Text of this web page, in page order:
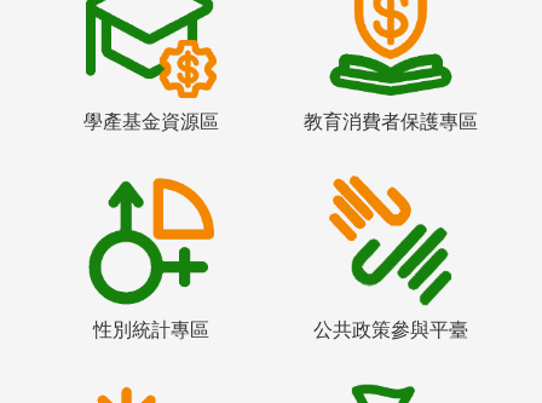
學產基金資源區 教育消費者保護專區
性別統計專區 公共政策參與平臺